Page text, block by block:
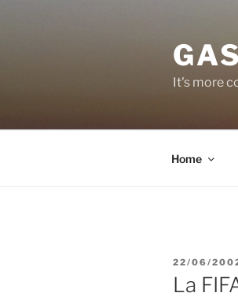
It's more
Home
IL
22/06/
La